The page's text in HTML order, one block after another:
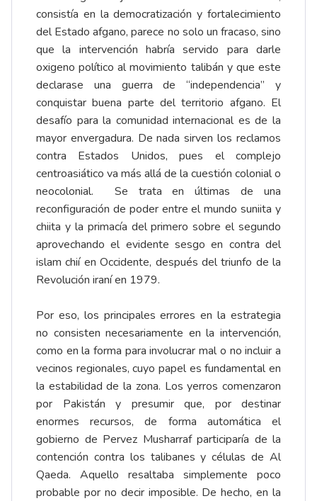
consistía en la democratización y fortalecimiento
del Estado afgano, parece no solo un fracaso, sino
que la intervención habría servido para darle
oxigeno político al movimiento talibán y que este
declarase una guerra de “independencia” y
conquistar buena parte del territorio afgano. El
desafío para la comunidad internacional es de la
mayor envergadura. De nada sirven los reclamos
contra Estados Unidos, pues el complejo
centroasiático va más allá de la cuestión colonial o
neocolonial. Se trata en últimas de una
reconfiguración de poder entre el mundo suniita y
chiita y la primacía del primero sobre el segundo
aprovechando el evidente sesgo en contra del
islam chií en Occidente, después del triunfo de la
Revolución iraní en 1979.
Por eso, los principales errores en la estrategia
no consisten necesariamente en la intervención,
como en la forma para involucrar mal o no incluir a
vecinos regionales, cuyo papel es fundamental en
la estabilidad de la zona. Los yerros comenzaron
por Pakistán y presumir que, por destinar
enormes recursos, de forma automática el
gobierno de Pervez Musharraf participaría de la
contención contra los talibanes y células de Al
Qaeda. Aquello resaltaba simplemente poco
probable por no decir imposible. De hecho, en la